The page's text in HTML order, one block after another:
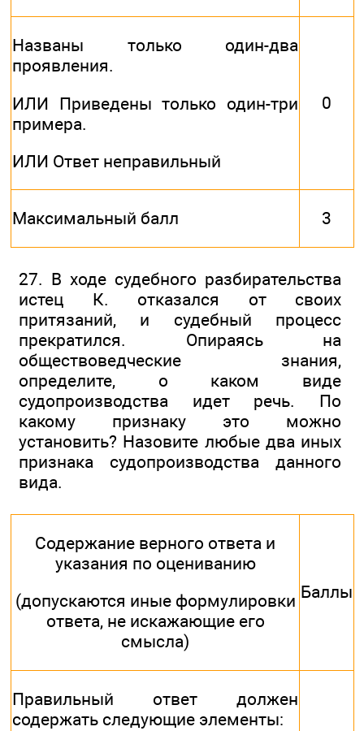
Названы только один-два
проявления.
ИЛИ Приведены только один-три
примера.
ИЛИ Ответ неправильный
0
Максимальный балл 3
27. В ходе судебного разбирательства
истец К. отказался от своих
притязаний, и судебный процесс
прекратился. Опираясь на
обществоведческие знания,
определите, о каком виде
судопроизводства идет речь. По
какому признаку это можно
установить? Назовите любые два иных
признака судопроизводства данного
вида.
Содержание верного ответа и
указания по оцениванию
(допускаются иные формулировки
ответа, не искажающие его
смысла)
Баллы
Правильный ответ должен
содержать следующие элементы: